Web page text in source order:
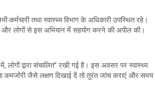
तथा स्वास्थ्य विभाग के अधिकारी उपस्थित रहे।
और लोगों से इस अभियान में सहयोग करने की अपील की।
लोगों द्वारा संचालित” रखी गई है। इस अवसर पर स्वास्थ्य
कमजोरी जैसे लक्षण दिखाई दें तो तुरंत जांच कराएं और समय